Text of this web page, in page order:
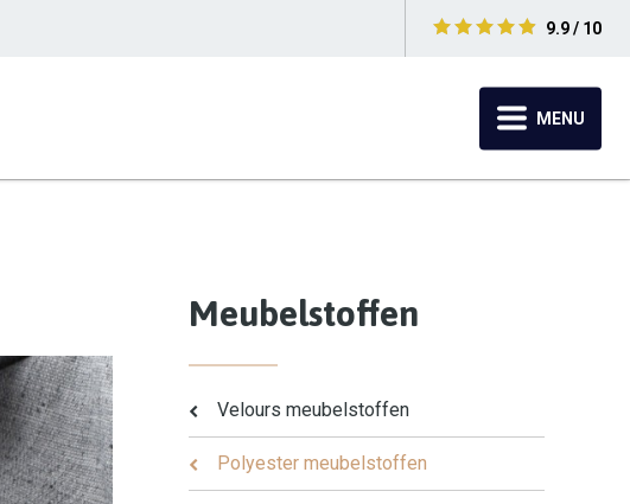
9.9 / 10
MENU
Meubelstoffen
Velours meubelstoffen
Polyester meubelstoffen